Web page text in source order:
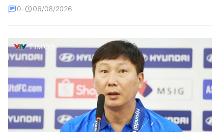
Nguyễn Trọng Ninh
Liên hệ quảng cáo:0966 196 377
Email:toasoan@vtv.vn
0 06/08/2026